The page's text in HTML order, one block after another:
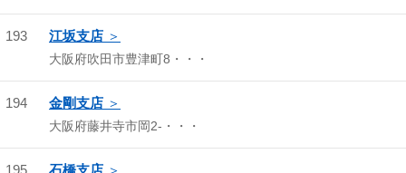
193 江坂支店
大阪府吹田市豊津町8・・・
194 金剛支店
大阪府藤井寺市岡2-・・・
195 石橋支店